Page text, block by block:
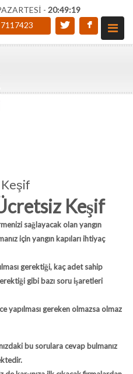
- 20:49:20
Keşif
Keşif
sağlayacak olan yangın
için yangın kapıları ihtiyaç
gerektiği, kaç adet sahip
gibi bazı soru işaretleri
yapılması gereken olmazsa olmaz
bu sorulara cevap bulmanız